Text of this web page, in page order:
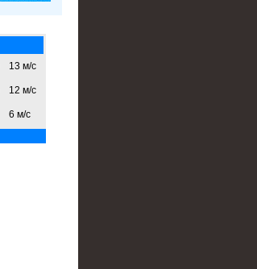
13 м/с
12 м/с
6 м/с